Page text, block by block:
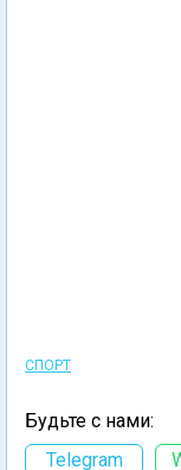
СПОРТ
Будьте с нами:
Telegram